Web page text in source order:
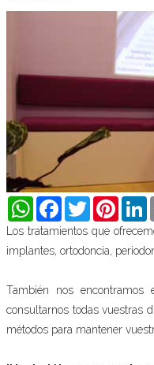
WhatsAppFacebookTwitter
Los tratamientos que
implantes, ortodoncia,
También nos encontramos
consultarnos todas vuestras
métodos para mantener